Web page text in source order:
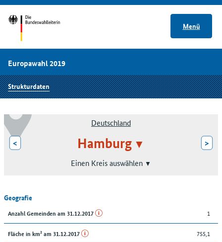
Menü
Europawahl 2019
Strukturdaten
Deutschland
< Hamburg >
Einen Kreis auswählen
Geografie
Anzahl Gemeinden am 31.12.2017 1
Fläche in km² am 31.12.2017 755,1